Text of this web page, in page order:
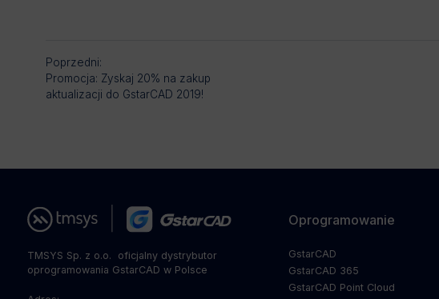
Poprzedni:
Promocja: Zyskaj 20% na zakup
aktualizacji do GstarCAD 2019!
TMSYS Sp. z o.o. ­ oficjalny dystrybutor
oprogramowania GstarCAD w Polsce
Oprogramowanie
GstarCAD
GstarCAD 365
GstarCAD Point Cloud